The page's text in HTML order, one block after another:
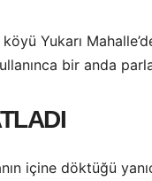
köyü Yukarı
bir anda
içine döktüğü